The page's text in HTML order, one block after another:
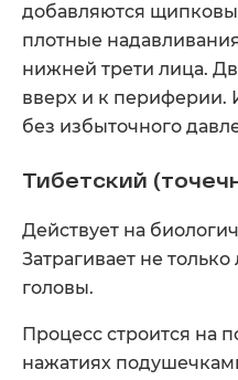
добавляются
плотные
нижней трети лица.
вверх и к периферии.
без избыточного
Тибетский
Действует на
Затрагивает не
головы.
Процесс строится на
нажатиях